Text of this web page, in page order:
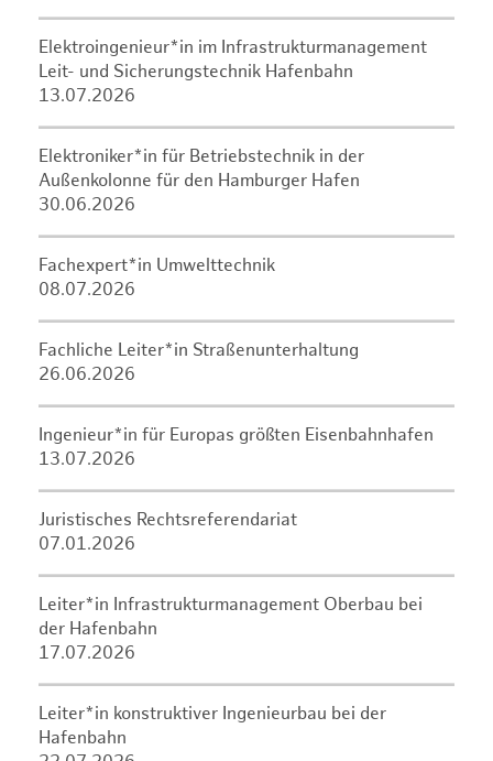
Elektroingenieur*in im Infrastrukturmanagement
Leit- und Sicherungstechnik Hafenbahn
13.07.2026
Elektroniker*in für Betriebstechnik in der
Außenkolonne für den Hamburger Hafen
30.06.2026
Fachexpert*in Umwelttechnik
08.07.2026
Fachliche Leiter*in Straßenunterhaltung
26.06.2026
Ingenieur*in für Europas größten Eisenbahnhafen
13.07.2026
Juristisches Rechtsreferendariat
07.01.2026
Leiter*in Infrastrukturmanagement Oberbau bei
der Hafenbahn
17.07.2026
Leiter*in konstruktiver Ingenieurbau bei der
Hafenbahn